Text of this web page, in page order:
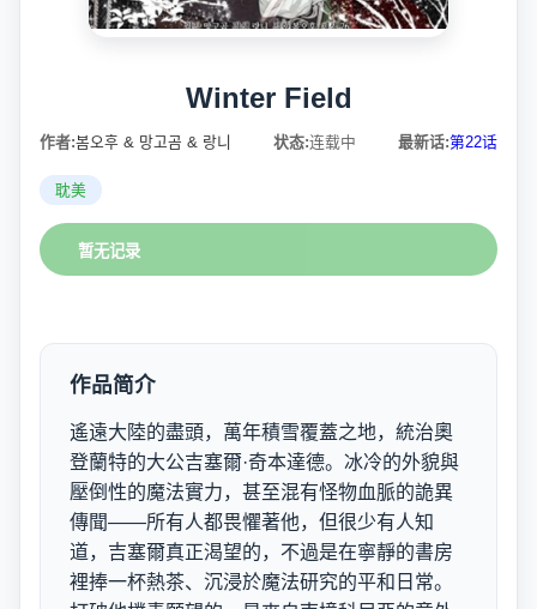
Winter Field
作者:봄오후 & 망고곰 & 랑니 状态:连载中 最新话:第22话
耽美
暂无记录
作品简介
遙遠大陸的盡頭，萬年積雪覆蓋之地，統治奧
登蘭特的大公吉塞爾·奇本達德。冰冷的外貌與
壓倒性的魔法實力，甚至混有怪物血脈的詭異
傳聞——所有人都畏懼著他，但很少有人知
道，吉塞爾真正渴望的，不過是在寧靜的書房
裡捧一杯熱茶、沉浸於魔法研究的平和日常。